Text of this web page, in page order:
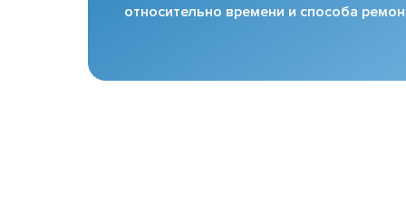
относительно времени и способа